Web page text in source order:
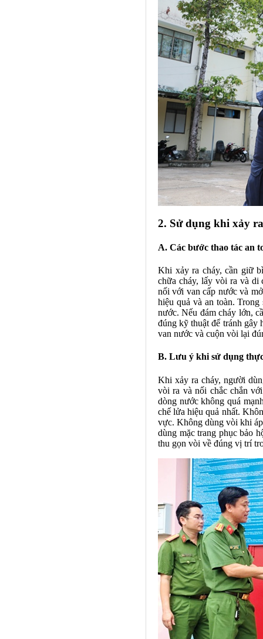
2. Sử dụng khi xảy
A. Các bước thao tác an
Khi xảy ra cháy, cần giữ
chữa cháy, lấy vòi ra và
nối với van cấp nước và
hiệu quả và an toàn.
nước. Nếu đám cháy lớn,
đúng kỹ thuật để tránh gây
van nước và cuộn vòi lại
B. Lưu ý khi sử dụng
Khi xảy ra cháy, người
vòi ra và nối chắc chắn
dòng nước không quá
chế lửa hiệu quả nhất.
vực. Không dùng vòi khi
dùng mặc trang phục bảo
thu gọn vòi về đúng vị trí